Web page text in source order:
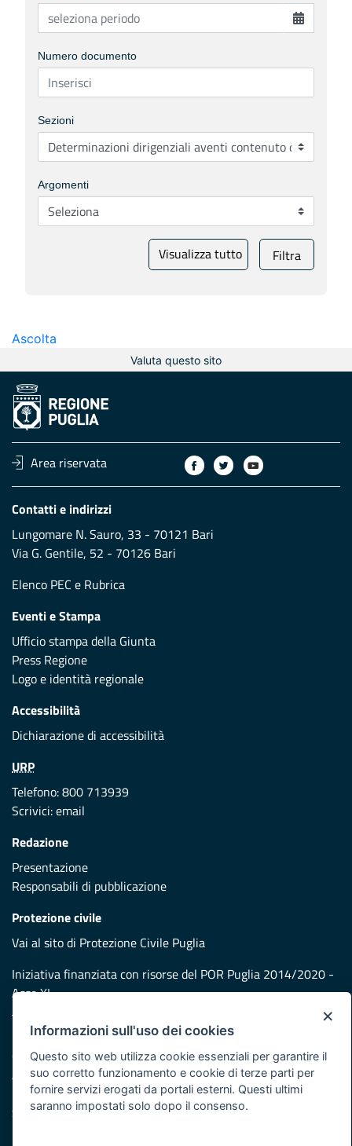
Numero documento
Sezioni
Argomenti
Visualizza tutto Filtra
Ascolta
Valuta questo sito
Area riservata
Contatti e indirizzi
Lungomare N. Sauro, 33 - 70121 Bari
Via G. Gentile, 52 - 70126 Bari
Elenco PEC e Rubrica
Eventi e Stampa
Ufficio stampa della Giunta
Press Regione
Logo e identità regionale
Accessibilità
Dichiarazione di accessibilità
URP
Telefono: 800 713939
Scrivici:email
Redazione
Presentazione
Responsabili di pubblicazione
Protezione civile
Vai al sito di Protezione Civile Puglia
Iniziativa finanziata con risorse del POR Puglia 2014/2020 -
Asse XI
Note legali
Cookie e privacy
Atti di notifica
Feed RSS
Servizi Intranet
×
Informazioni sull'uso dei cookies
Questo sito web utilizza cookie essenziali per garantire il
suo corretto funzionamento e cookie di terze parti per
fornire servizi erogati da portali esterni. Questi ultimi
saranno impostati solo dopo il consenso.